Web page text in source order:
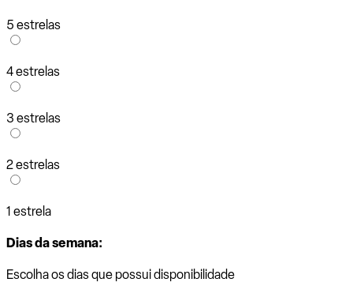
5 estrelas
4 estrelas
3 estrelas
2 estrelas
1 estrela
Dias da semana:
Escolha os dias que possui disponibilidade